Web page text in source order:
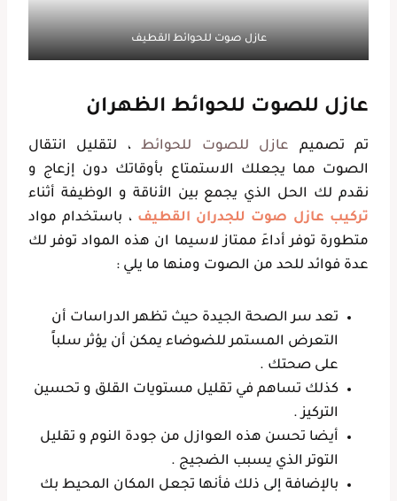
عازل صوت للحوائط القطيف
عازل للصوت للحوائط الظهران
تم تصميم عازل للصوت للحوائط، لتقليل انتقال
الصوت مما يجعلك الاستمتاع بأوقاتك دون إزعاج و
نقدم لك الحل الذي يجمع بين الأناقة و الوظيفة أثناء
تركيب عازل صوت للجدران القطيف ، باستخدام مواد
متطورة توفر أداءَ ممتاز لاسيما ان هذه المواد توفر لك
عدة فوائد للحد من الصوت ومنها ما يلي :
تعد سر الصحة الجيدة حيث تظهر الدراسات أن
التعرض المستمر للضوضاء يمكن أن يؤثر سلباً
على صحتك .
كذلك تساهم في تقليل مستويات القلق و تحسين
التركيز .
أيضا تحسن هذه العوازل من جودة النوم و تقليل
التوتر الذي يسبب الضجيج .
بالإضافة إلى ذلك فأنها تجعل المكان المحيط بك